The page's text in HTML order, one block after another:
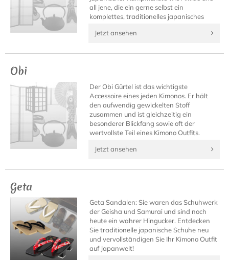
all jene, die ein gerne selbst ein
komplettes, traditionelles japanisches
Jetzt ansehen
Obi
Der Obi Gürtel ist das wichtigste
Accessoire eines jeden Kimonos. Er hält
den aufwendig gewickelten Stoff
zusammen und ist gleichzeitig ein
besonderer Blickfang sowie oft der
wertvollste Teil eines Kimono Outfits.
Jetzt ansehen
Geta
Geta Sandalen: Sie waren das Schuhwerk
der Geisha und Samurai und sind noch
heute ein wahrer Hingucker. Entdecken
Sie traditionelle japanische Schuhe neu
und vervollständigen Sie Ihr Kimono Outfit
auf Japanwelt!